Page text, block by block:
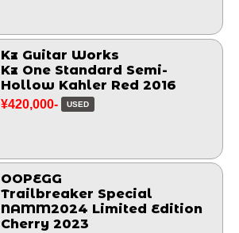
Kz Guitar Works
Kz One Standard Semi-
Hollow Kahler Red 2016
¥420,000- USED
OOPEGG
Trailbreaker Special
NAMM2024 Limited Edition
Cherry 2023